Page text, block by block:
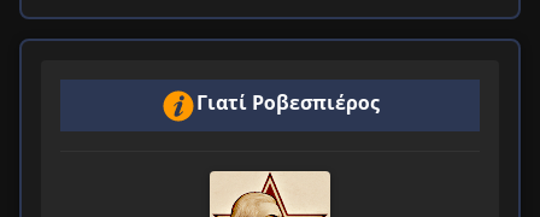
Γιατί Ροβεσπιέρος